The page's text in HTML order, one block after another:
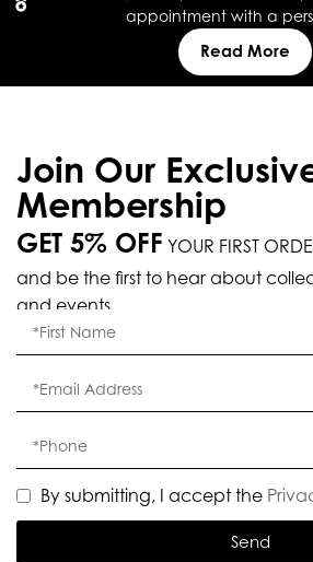
appointment with a
Read More
Join Our
Membership
GET 5% OFF YOUR FIRST
and be the first to hear about
and events.
By submitting, I accept the
Send